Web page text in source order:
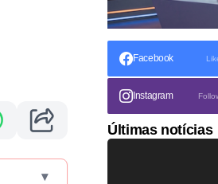
▾
Facebook
Instagram
Últimas notícias